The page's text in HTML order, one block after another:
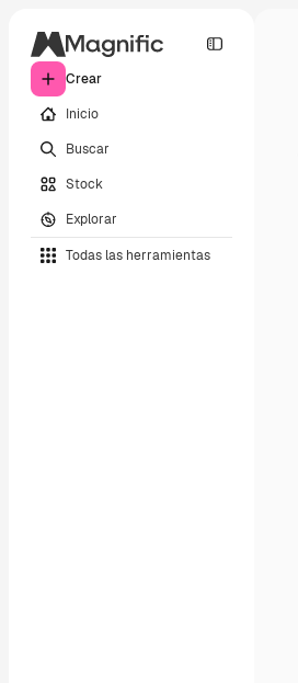
Crear
Inicio
Buscar
Stock
Explorar
Todas las herramientas